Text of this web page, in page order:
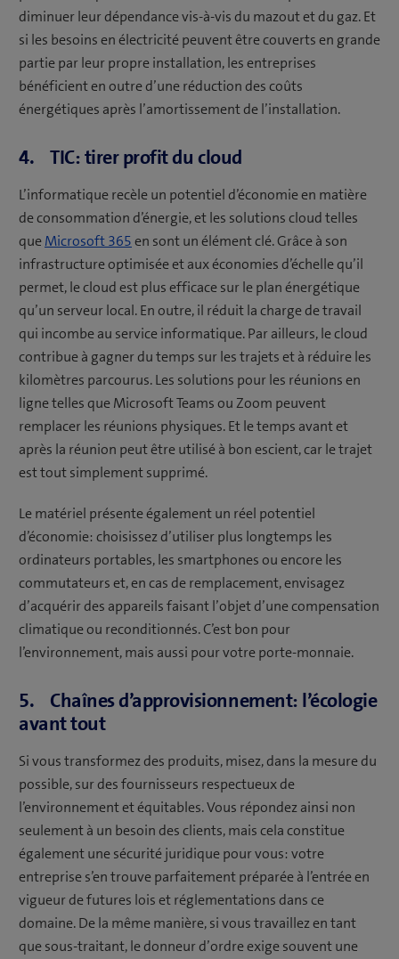
diminuer leur dépendance vis-à-vis du mazout et du gaz. Et
si les besoins en électricité peuvent être couverts en grande
partie par leur propre installation, les entreprises
bénéficient en outre d’une réduction des coûts
énergétiques après l’amortissement de l’installation.
4. TIC: tirer profit du cloud
L’informatique recèle un potentiel d’économie en matière
de consommation d’énergie, et les solutions cloud telles
queMicrosoft 365en sont un élément clé. Grâce à son
infrastructure optimisée et aux économies d’échelle qu’il
permet, le cloud est plus efficace sur le plan énergétique
qu’un serveur local. En outre, il réduit la charge de travail
qui incombe au service informatique. Par ailleurs, le cloud
contribue à gagner du temps sur les trajets et à réduire les
kilomètres parcourus. Les solutions pour les réunions en
ligne telles que Microsoft Teams ou Zoom peuvent
remplacer les réunions physiques. Et le temps avant et
après la réunion peut être utilisé à bon escient, car le trajet
est tout simplement supprimé.
Le matériel présente également un réel potentiel
d’économie: choisissez d’utiliser plus longtemps les
ordinateurs portables, les smartphones ou encore les
commutateurs et, en cas de remplacement, envisagez
d’acquérir des appareils faisant l’objet d’une compensation
climatique ou reconditionnés. C’est bon pour
l’environnement, mais aussi pour votre porte-monnaie.
5. Chaînes d’approvisionnement: l’écologie
avant tout
Si vous transformez des produits, misez, dans la mesure du
possible, sur des fournisseurs respectueux de
l’environnement et équitables. Vous répondez ainsi non
seulement à un besoin des clients, mais cela constitue
également une sécurité juridique pour vous: votre
entreprise s’en trouve parfaitement préparée à l’entrée en
vigueur de futures lois et réglementations dans ce
domaine. De la même manière, si vous travaillez en tant
que sous-traitant, le donneur d’ordre exige souvent une